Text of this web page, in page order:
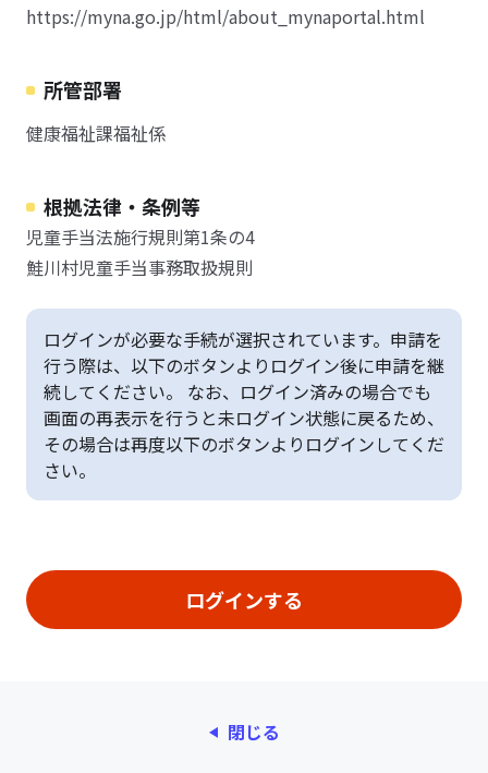
https://myna.go.jp/html/about_mynaportal.html
所管部署
健康福祉課福祉係
根拠法律・条例等
児童手当法施行規則第1条の4
鮭川村児童手当事務取扱規則
ログインが必要な手続が選択されています。申請を
行う際は、以下のボタンよりログイン後に申請を継
続してください。 なお、ログイン済みの場合でも
画面の再表示を行うと未ログイン状態に戻るため、
その場合は再度以下のボタンよりログインしてくだ
さい。
閉じる